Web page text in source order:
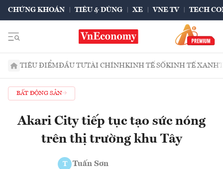
CHỨNG KHOÁN TIÊU & DÙNG XE VNE TV TECH
TIÊU ĐIỂMĐẦU TƯTÀI CHÍNHKINH TẾ SỐKINH TẾ XANH
BẤT ĐỘNG SẢN
Akari City tiếp tục tạo sức nóng
trên thị trường khu Tây
T Tuấn Sơn